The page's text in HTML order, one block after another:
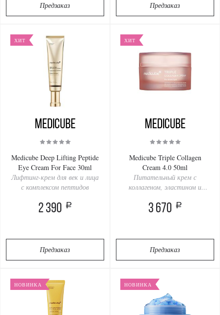
Предзаказ Предзаказ
ХИТ
Medicube
Medicube Deep Lifting Peptide
Eye Cream For Face 30ml
Лифтинг-крем для век и лица
с комплексом пептидов
2 390 a
Предзаказ
ХИТ
Medicube
Medicube Triple Collagen
Cream 4.0 50ml
Питательный крем с
коллагеном, эластином и
3 670 a
Предзаказ
НОВИНКА НОВИНКА